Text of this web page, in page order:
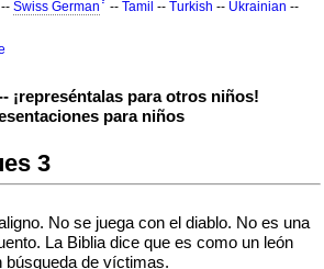
-- Swiss German -- Tamil -- Turkish -- Ukrainian --
¡represéntalas para otros niños!
para niños
3
No se juega con el diablo. No es una
La Biblia dice que es como un león
búsqueda de víctimas.